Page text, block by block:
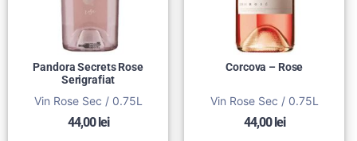
Pandora Secrets Rose
Serigrafiat
Vin Rose Sec / 0.75L
44,00lei
Corcova – Rose
Vin Rose Sec / 0.75L
44,00lei